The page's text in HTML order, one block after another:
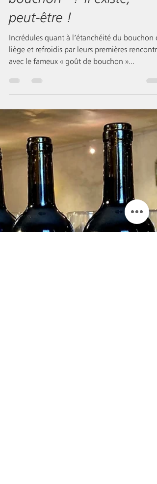
mnm&mm
Bouchon sans " goût de
bouchon " ? Il existe,
peut-être !
Incrédules quant à l’étanchéité du bouchon
liège et refroidis par leurs premières
avec le fameux « goût de bouchon »...